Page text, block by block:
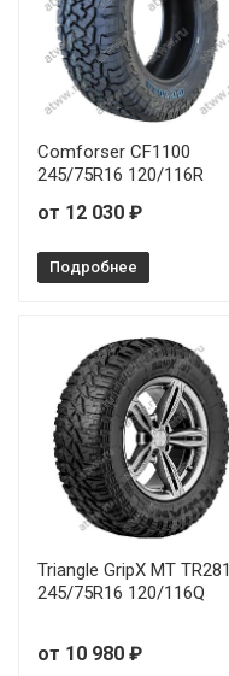
Comforser CF1100
245/75R16 120/116R
от 12 030 ₽
Подробнее
Triangle GripX MT TR281
245/75R16 120/116Q
от 10 980 ₽